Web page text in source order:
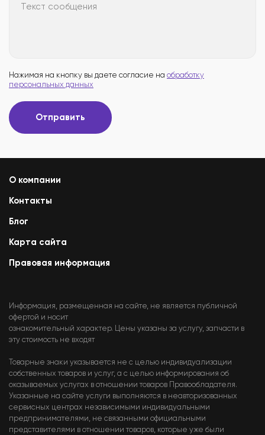
Текст сообщения
Нажимая на кнопку вы даете согласие на обработку
персональных данных
Отправить
О компании
Контакты
Блог
Карта сайта
Правовая информация
Информация, размещенная на сайте, не является публичной
офертой и носит
ознакомительный характер. Цены указаны за услугу, запчасти в
эту стоимость не входят
Товарные знаки указывается не с целью индивидуализации
собственных товаров и услуг, а с целью информирования об
оказываемых услугах в отношении товаров Правообладателя.
Указанные на сайте услуги выполняются в неавторизованных
сервисных центрах независимыми индивидуальными
предпринимателями, не связанными официальными
представителями в отношении товаров, которые уже были